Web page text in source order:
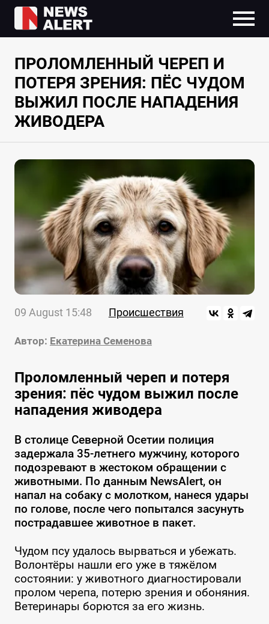
ПРОЛОМЛЕННЫЙ ЧЕРЕП И
ПОТЕРЯ ЗРЕНИЯ: ПЁС ЧУДОМ
ВЫЖИЛ ПОСЛЕ НАПАДЕНИЯ
ЖИВОДЕРА
09 August 15:48 Происшествия
Автор: Екатерина Семенова
Проломленный череп и потеря
зрения: пёс чудом выжил после
нападения живодера
В столице Северной Осетии полиция
задержала 35-летнего мужчину, которого
подозревают в жестоком обращении с
животными. По данным NewsAlert, он
напал на собаку с молотком, нанеся удары
по голове, после чего попытался засунуть
пострадавшее животное в пакет.
Чудом псу удалось вырваться и убежать.
Волонтёры нашли его уже в тяжёлом
состоянии: у животного диагностировали
пролом черепа, потерю зрения и обоняния.
Ветеринары борются за его жизнь.